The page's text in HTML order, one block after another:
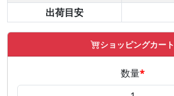
出荷目安
ショッピングカート
数量*